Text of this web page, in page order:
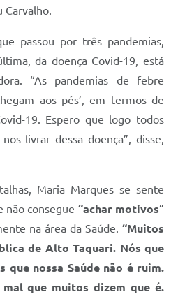
Carvalho.
passou por três pandemias,
da doença Covid-19, está
“As pandemias de febre
aos pés’, em termos de
19. Espero que logo todos
livrar dessa doença”, disse,
Maria Marques se sente
não consegue “achar motivos”
na área da Saúde. “Muitos
de Alto Taquari. Nós que
que nossa Saúde não é ruim.
que muitos dizem que é.